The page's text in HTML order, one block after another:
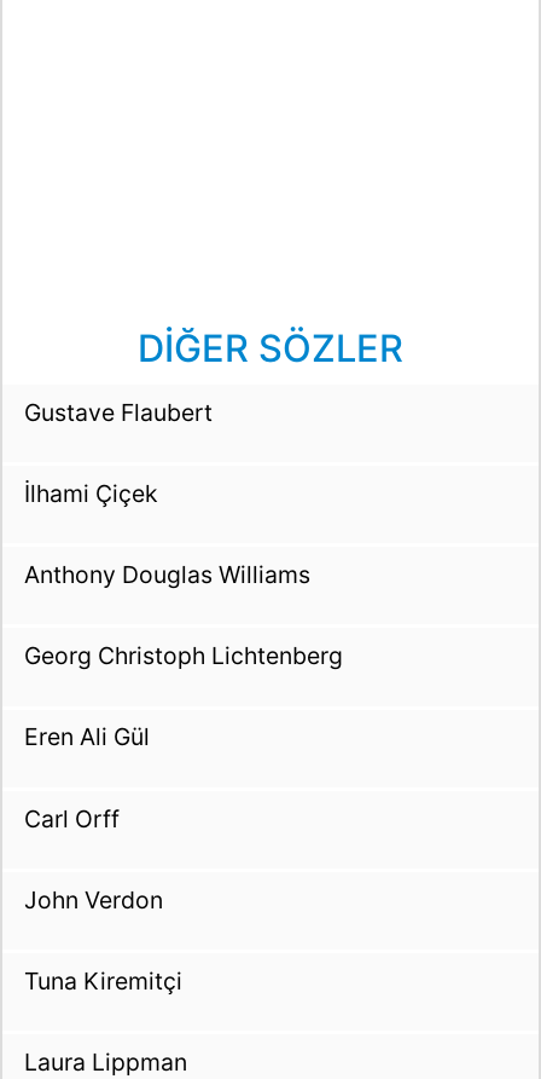
DİĞER SÖZLER
Gustave Flaubert
İlhami Çiçek
Anthony Douglas Williams
Georg Christoph Lichtenberg
Eren Ali Gül
Carl Orff
John Verdon
Tuna Kiremitçi
Laura Lippman